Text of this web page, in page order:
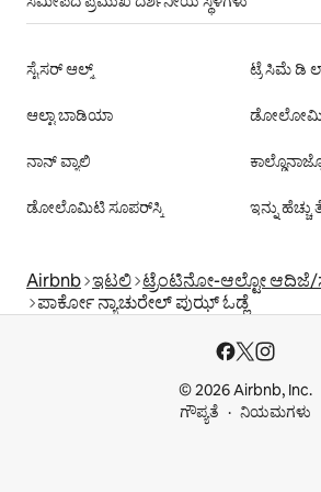
ಸೈಸರ್ ಆಲ್ಮ್ ಟ್ರೆ ಸಿಮೆ ಡಿ
ಆಲ್ಟಾ ಬಾಡಿಯಾ
ನಾನ್ ವ್ಯಾಲಿ
ಡೋಲೊಮಿಟಿ ಸೂಪರ್‌ಸ್ಕಿ ಇನ್ನು
Airbnb ಇಟಲಿ ಟ್ರೆಂಟಿನೋ-ಆಲ್ಟೋ
ಪಾರ್ಕೋ ನ್ಯಾಚುರೇಲ್ ಪುಝ್ ಓಡ್ಲೆ
© 2026 Airbnb, Inc.
ಗೌಪ್ಯತೆ
ನಿಯಮಗಳು